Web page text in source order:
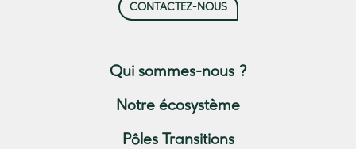
CONTACTEZ-NOUS
Qui sommes-nous ?
Notre écosystème
Pôles Transitions